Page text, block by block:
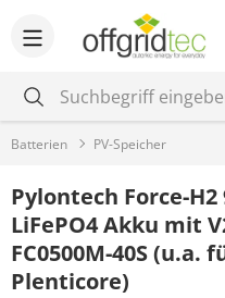
Zum Hauptinhalt springen
Batterien PV-Speicher
Pylontech Force-H2
LiFePO4 Akku mit
FC0500M-40S (u.a.
Plenticore)